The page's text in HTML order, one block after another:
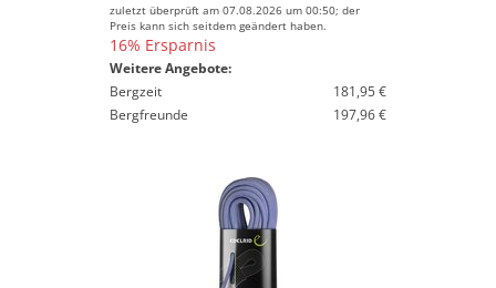
zuletzt überprüft am 07.08.2026 um 00:50; der
Preis kann sich seitdem geändert haben.
16% Ersparnis
Weitere Angebote:
Bergzeit
181,95 €
Bergfreunde
197,96 €